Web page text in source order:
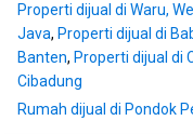
Properti dijual di Waru,
Java, Properti dijual di
Banten, Properti dijual di
Cibadung
Rumah dijual di Pondok